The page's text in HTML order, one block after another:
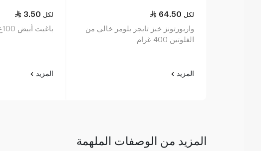
64.50 لكل
واربورتونز خبز تايجر بلومر خالي من
الغلوتين 400 غرام
المزيد
3.50 لكل
باغيت أبيض 100غ
المزيد
المزيد من الوصفات الملهمة